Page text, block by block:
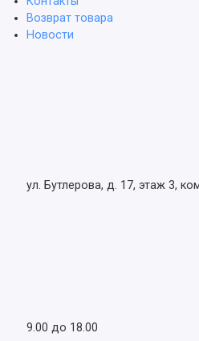
Возврат товара
Новости
ул. Бутлерова, д. 17, этаж 3,
9.00 до 18.00